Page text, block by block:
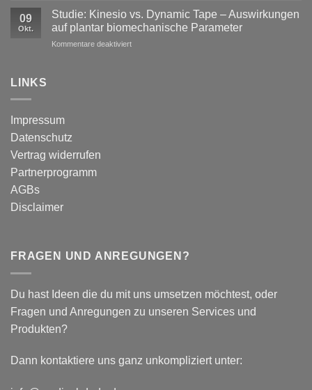
Tape
Kinesiotape
–
09
Okt.
Studie: Kinesio vs. Dynamic Tape – Auswirkungen
auf plantar biomechanische Parameter
Kommentare deaktiviertfür
LINKS
Impressum
Datenschutz
Vertrag widerrufen
Partnerprogramm
AGBs
Disclaimer
FRAGEN UND ANREGUNGEN?
Du hast Ideen die du mit uns umsetzen möchtest, oder
Fragen und Anregungen zu unseren Services und
Produkten?
Dann kontaktiere uns ganz unkompliziert unter: